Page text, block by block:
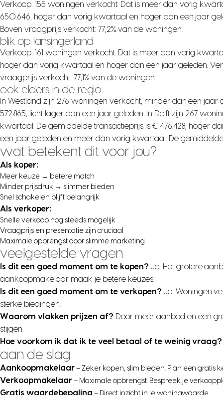
Verkoop: 155 woningen verkocht. Dat is meer dan vorig
650.646, hoger dan vorig kwartaal en hoger dan een jaar
Boven vraagprijs verkocht: 77,2% van de woningen.
blik op lansingerland
Verkoop: 161 woningen verkocht. Dat is meer dan vorig
hoger dan vorig kwartaal en hoger dan een jaar geleden.
vraagprijs verkocht: 77,1% van de woningen.
ook elders in de regio
In Westland zijn 276 woningen verkocht, minder dan een
572.865, licht lager dan een jaar geleden. In Delft zijn 267
kwartaal. De gemiddelde transactieprijs is € 476.428, hoger
een jaar geleden en meer dan vorig kwartaal. De
wat betekent dit voor jou?
Als koper:
Meer keuze → betere match
Minder prijsdruk → slimmer bieden
Snel schakelen blijft belangrijk
Als verkoper:
Snelle verkoop nog steeds mogelijk
Vraagprijs en presentatie zijn cruciaal
Maximale opbrengst door slimme marketing
veelgestelde vragen
Is dit een goed moment om te kopen? Ja. Het grotere
aankoopmakelaar maak je betere keuzes.
Is dit een goed moment om te verkopen? Ja. Woningen
sterke biedingen.
Waarom vlakken prijzen af? Door meer aanbod en een
stijgen.
Hoe voorkom ik dat ik te veel betaal of te weinig vraag?
aan de slag
Aankoopmakelaar– Zeker kopen, slim bieden. Plan een gratis
Verkoopmakelaar– Maximale opbrengst. Bespreek je
Gratis waardebepaling – Direct inzicht in je woningwaarde.